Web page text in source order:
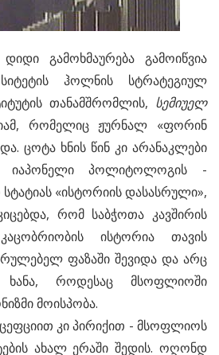
გამოხმაურება გამოიწვია
ჰოლნის სტრატეგიულ
თანამშრომლის, სემიუელ
რომელიც ჟურნალ «ფორინ
ცოტა ხნის წინ კი არანაკლები
იაპონელი პოლიტოლოგის -
სტატიას «ისტორიის დასასრული»,
რომ საბჭოთა კავშირის
ისტორია თავის
ფაზაში შევიდა და არც
როდესაც მსოფლიოში
მოისპობა.
კი პირიქით - მსოფლიოს
ახალ ერაში შედის. ოღონდ